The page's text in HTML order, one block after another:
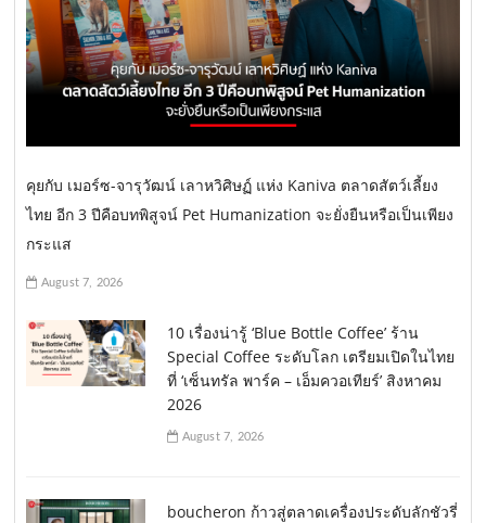
คุยกับ เมอร์ซ-จารุวัฒน์ เลาหวิศิษฏ์ แห่ง Kaniva ตลาดสัตว์เลี้ยง
ไทย อีก 3 ปีคือบทพิสูจน์ Pet Humanization จะยั่งยืนหรือเป็นเพียง
กระแส
August 7, 2026
10 เรื่องน่ารู้ ‘Blue Bottle Coffee’ ร้าน
Special Coffee ระดับโลก เตรียมเปิดในไทย
ที่ ‘เซ็นทรัล พาร์ค – เอ็มควอเทียร์’ สิงหาคม
2026
August 7, 2026
boucheron ก้าวสู่ตลาดเครื่องประดับลักชัวรี่